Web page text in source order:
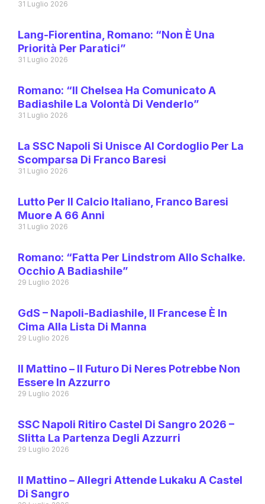
31 Luglio 2026
Lang-Fiorentina, Romano: “Non È Una
Priorità Per Paratici”
31 Luglio 2026
Romano: “Il Chelsea Ha Comunicato A
Badiashile La Volontà Di Venderlo”
31 Luglio 2026
La SSC Napoli Si Unisce Al Cordoglio Per La
Scomparsa Di Franco Baresi
31 Luglio 2026
Lutto Per Il Calcio Italiano, Franco Baresi
Muore A 66 Anni
31 Luglio 2026
Romano: “Fatta Per Lindstrom Allo Schalke.
Occhio A Badiashile”
29 Luglio 2026
GdS – Napoli-Badiashile, Il Francese È In
Cima Alla Lista Di Manna
29 Luglio 2026
Il Mattino – Il Futuro Di Neres Potrebbe Non
Essere In Azzurro
29 Luglio 2026
SSC Napoli Ritiro Castel Di Sangro 2026 –
Slitta La Partenza Degli Azzurri
29 Luglio 2026
Il Mattino – Allegri Attende Lukaku A Castel
Di Sangro